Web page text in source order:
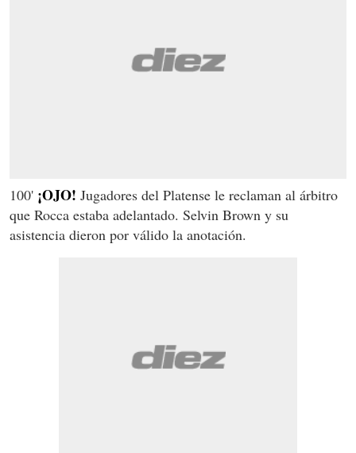
100' ¡OJO! Jugadores del Platense le reclaman al árbitro
que Rocca estaba adelantado. Selvin Brown y su
asistencia dieron por válido la anotación.